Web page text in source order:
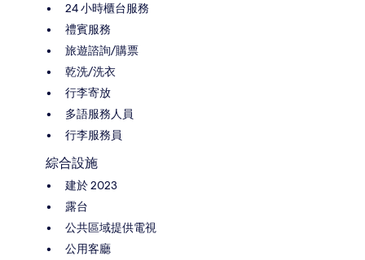
24 小時櫃台服務
禮賓服務
旅遊諮詢/購票
乾洗/洗衣
行李寄放
多語服務人員
行李服務員
綜合設施
建於 2023
露台
公共區域提供電視
公用客廳